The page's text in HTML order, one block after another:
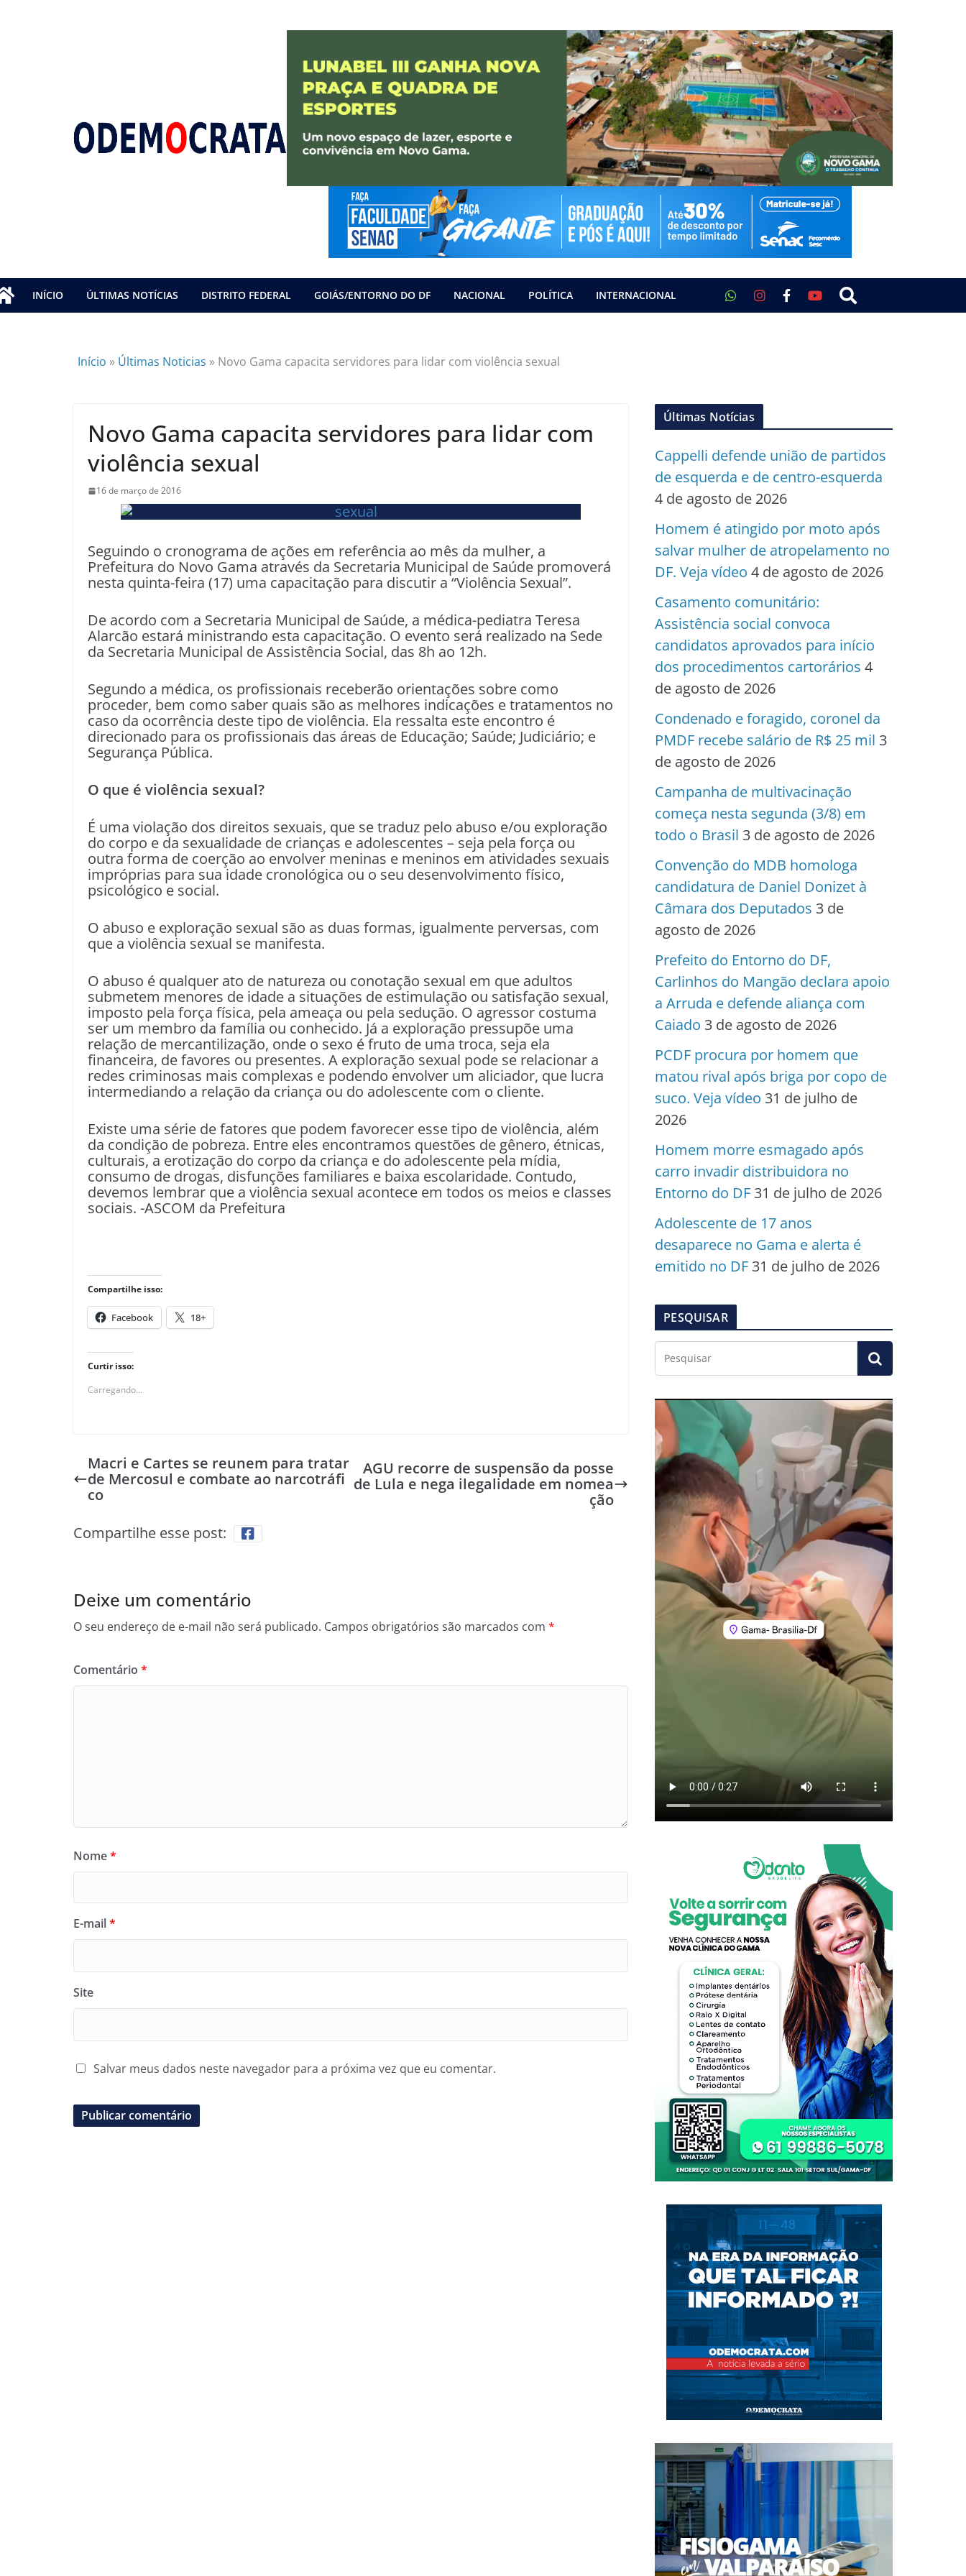
INÍCIO ÚLTIMAS NOTÍCIAS DISTRITO FEDERAL GOIÁS/ENTORNO DO DF NACIONAL POLÍTICA INTERNACIONAL
Início » Últimas Noticias » Novo Gama capacita servidores para lidar com violência sexual
Novo Gama capacita servidores para lidar com
violência sexual
16 de março de 2016
Seguindo o cronograma de ações em referência ao mês da mulher, a
Prefeitura do Novo Gama através da Secretaria Municipal de Saúde promoverá
nesta quinta-feira (17) uma capacitação para discutir a “Violência Sexual”.
De acordo com a Secretaria Municipal de Saúde, a médica-pediatra Teresa
Alarcão estará ministrando esta capacitação. O evento será realizado na Sede
da Secretaria Municipal de Assistência Social, das 8h ao 12h.
Segundo a médica, os profissionais receberão orientações sobre como
proceder, bem como saber quais são as melhores indicações e tratamentos no
caso da ocorrência deste tipo de violência. Ela ressalta este encontro é
direcionado para os profissionais das áreas de Educação; Saúde; Judiciário; e
Segurança Pública.
O que é violência sexual?
É uma violação dos direitos sexuais, que se traduz pelo abuso e/ou exploração
do corpo e da sexualidade de crianças e adolescentes – seja pela força ou
outra forma de coerção ao envolver meninas e meninos em atividades sexuais
impróprias para sua idade cronológica ou o seu desenvolvimento físico,
psicológico e social.
O abuso e exploração sexual são as duas formas, igualmente perversas, com
que a violência sexual se manifesta.
O abuso é qualquer ato de natureza ou conotação sexual em que adultos
submetem menores de idade a situações de estimulação ou satisfação sexual,
imposto pela força física, pela ameaça ou pela sedução. O agressor costuma
ser um membro da família ou conhecido. Já a exploração pressupõe uma
relação de mercantilização, onde o sexo é fruto de uma troca, seja ela
financeira, de favores ou presentes. A exploração sexual pode se relacionar a
redes criminosas mais complexas e podendo envolver um aliciador, que lucra
intermediando a relação da criança ou do adolescente com o cliente.
Existe uma série de fatores que podem favorecer esse tipo de violência, além
da condição de pobreza. Entre eles encontramos questões de gênero, étnicas,
culturais, a erotização do corpo da criança e do adolescente pela mídia,
consumo de drogas, disfunções familiares e baixa escolaridade. Contudo,
devemos lembrar que a violência sexual acontece em todos os meios e classes
sociais. -ASCOM da Prefeitura
Compartilhe isso:
Facebook 18+
Curtir isso:
Carregando...
Macri e Cartes se reunem para tratar
de Mercosul e combate ao narcotráfi
co
AGU recorre de suspensão da posse
de Lula e nega ilegalidade em nomea
ção
Compartilhe esse post:
Deixe um comentário
O seu endereço de e-mail não será publicado. Campos obrigatórios são marcados com *
Comentário *
Nome*
E-mail*
Site
Salvar meus dados neste navegador para a próxima vez que eu comentar.
Últimas Notícias
Cappelli defende união de partidos
de esquerda e de centro-esquerda
4 de agosto de 2026
Homem é atingido por moto após
salvar mulher de atropelamento no
DF. Veja vídeo 4 de agosto de 2026
Casamento comunitário:
Assistência social convoca
candidatos aprovados para início
dos procedimentos cartorários 4
de agosto de 2026
Condenado e foragido, coronel da
PMDF recebe salário de R$ 25 mil 3
de agosto de 2026
Campanha de multivacinação
começa nesta segunda (3/8) em
todo o Brasil 3 de agosto de 2026
Convenção do MDB homologa
candidatura de Daniel Donizet à
Câmara dos Deputados 3 de
agosto de 2026
Prefeito do Entorno do DF,
Carlinhos do Mangão declara apoio
a Arruda e defende aliança com
Caiado 3 de agosto de 2026
PCDF procura por homem que
matou rival após briga por copo de
suco. Veja vídeo 31 de julho de
2026
Homem morre esmagado após
carro invadir distribuidora no
Entorno do DF 31 de julho de 2026
Adolescente de 17 anos
desaparece no Gama e alerta é
emitido no DF 31 de julho de 2026
PESQUISAR